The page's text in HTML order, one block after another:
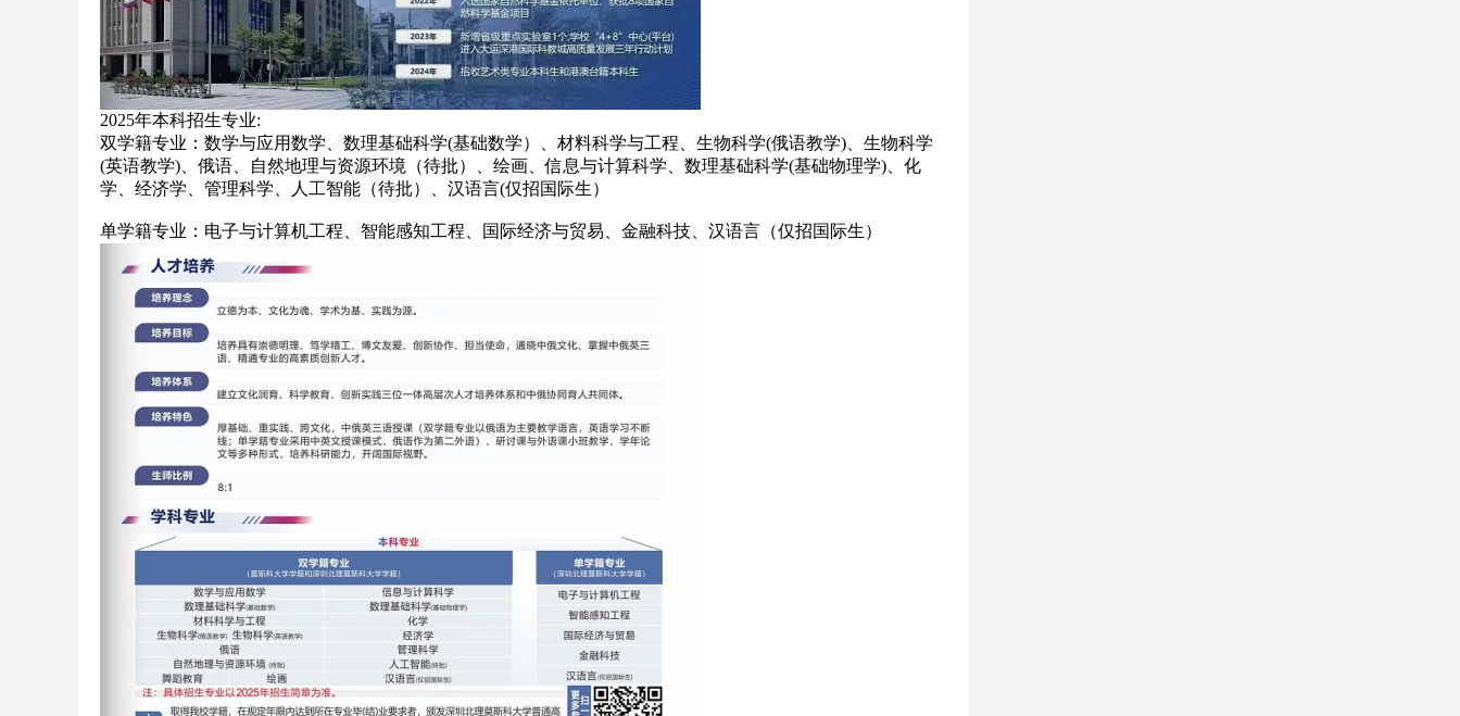
2025年本科招生专业:
双学籍专业：数学与应用数学、数理基础科学(基础数学）、材料科学与工程、生物科学(俄语教学)、生物科学
(英语教学)、俄语、自然地理与资源环境（待批）、绘画、信息与计算科学、数理基础科学(基础物理学)、化
学、经济学、管理科学、人工智能（待批）、汉语言(仅招国际生）
单学籍专业：电子与计算机工程、智能感知工程、国际经济与贸易、金融科技、汉语言（仅招国际生）